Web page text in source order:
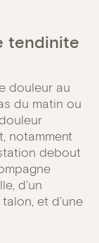
tendinite
douleur au
du matin ou
notamment
debout
d’un
et d’une